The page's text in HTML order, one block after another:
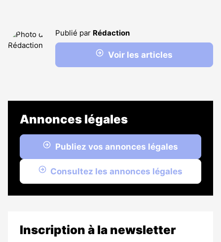
Publié par Rédaction
Voir les articles
Annonces légales
Publiez vos annonces légales
Consultez les annonces légales
Inscription à la newsletter